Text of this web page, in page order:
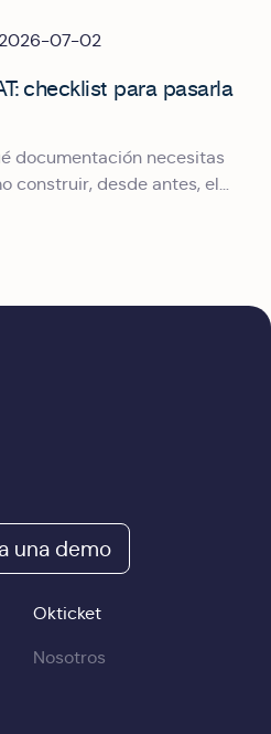
2026-07-02
checklist para pasarla
documentación necesitas
construir, desde antes, el
auditoría en un trámite.
una demo
Okticket
Nosotros